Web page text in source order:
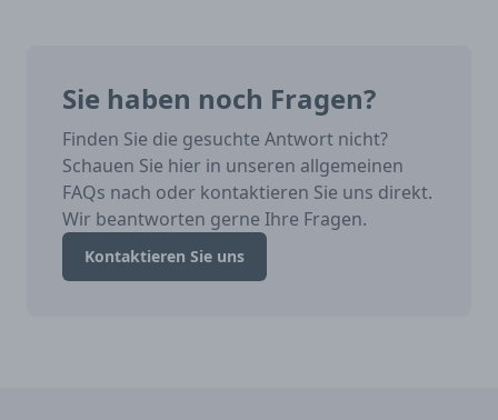
Sie haben noch Fragen?
Finden Sie die gesuchte Antwort nicht?
Schauen Sie hier in unseren allgemeinen
FAQs nach oder kontaktieren Sie uns direkt.
Wir beantworten gerne Ihre Fragen.
Kontaktieren Sie uns